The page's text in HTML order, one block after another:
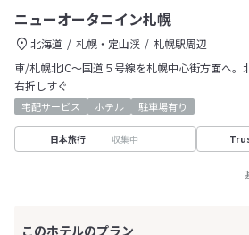
ニューオータニイン札幌
北海道 札幌・定山渓
札幌駅周辺
車/札幌北IC～国道５号線を札幌中心街方面へ。
右折しすぐ
宅配サービス ホテル 駐車場有り
日本旅行 収集中